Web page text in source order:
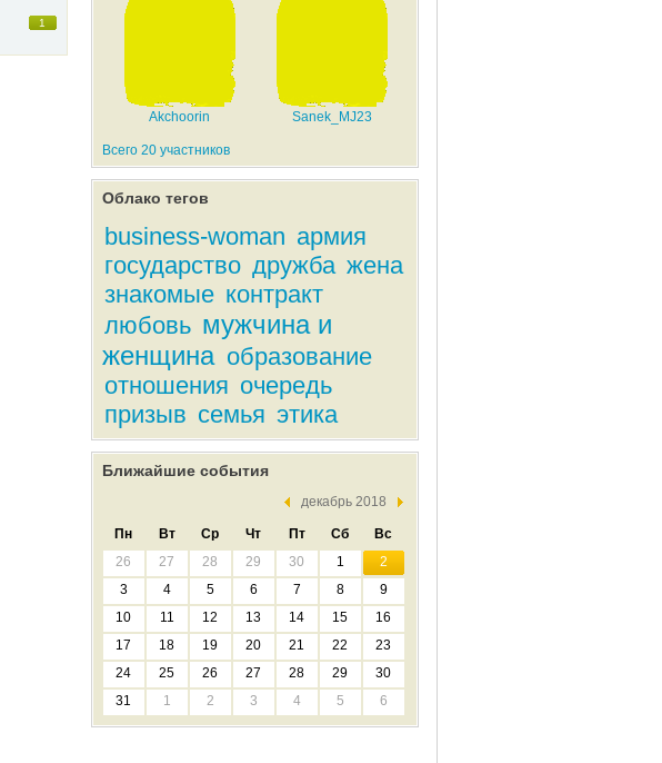
1
Akchoorin Sanek_MJ23
Всего 20 участников
Облако тегов
business-woman армия
государство дружба жена
знакомые контракт
любовь мужчина и
женщина образование
отношения очередь
призыв семья этика
Ближайшие события
декабрь 2018
Пн Вт Ср Чт Пт Сб
Вс
26
27 28 29 30 1
2
3
4 5 6 7 8
9
10
11 12 13 14 15
16
17
18 19 20 21 22
23
24
25 26 27 28 29
30
31
1 2 3 4 5 6